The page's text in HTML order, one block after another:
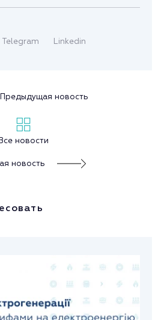
Telegram Linkedin
Предыдущая новость
новости
новость